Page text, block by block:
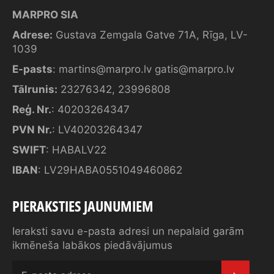
MARPRO SIA
Adrese: Gustava Zemgala Gatve 71A, Rīga, LV-
1039
E-pasts: martins@marpro.lv gatis@marpro.lv
Tālrunis: 23276342, 23996808
Reģ. Nr.: 40203264347
PVN Nr.: LV40203264347
SWIFT: HABALV22
IBAN: LV29HABA0551049460862
PIERAKSTIES JAUNUMIEM
Ieraksti savu e-pasta adresi un nepalaid garām
ikmēneša labākos piedāvājumus